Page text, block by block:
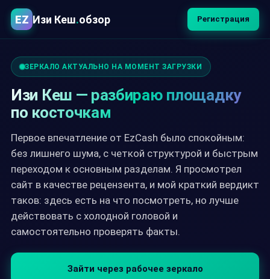
EZ Изи Кеш.обзор Регистрация
ЗЕРКАЛО АКТУАЛЬНО НА МОМЕНТ ЗАГРУЗКИ
Изи Кеш — разбираю площадку
по косточкам
Первое впечатление от EzCash было спокойным:
без лишнего шума, с четкой структурой и быстрым
переходом к основным разделам. Я просмотрел
сайт в качестве рецензента, и мой краткий вердикт
таков: здесь есть на что посмотреть, но лучше
действовать с холодной головой и
самостоятельно проверять факты.
Зайти через рабочее зеркало